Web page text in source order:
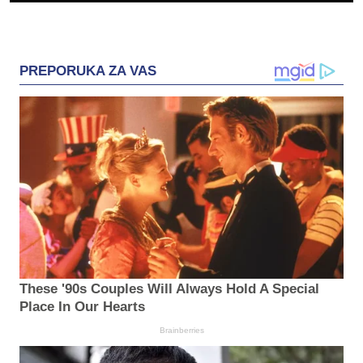
PREPORUKA ZA VAS
These '90s Couples Will Always Hold A Special
Place In Our Hearts
Brainberries